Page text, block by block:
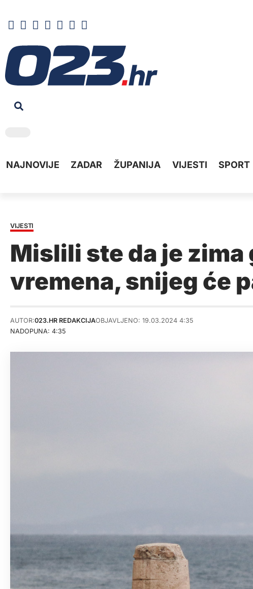
NAJNOVIJE ZADAR ŽUPANIJA VIJESTI SPORT
VIJESTI
Mislili ste da je
vremena, snijeg će
NADOPUNA: 4:35
AUTOR:023.HR REDAKCIJAOBJAVLJENO: 19.03.2024 4:35